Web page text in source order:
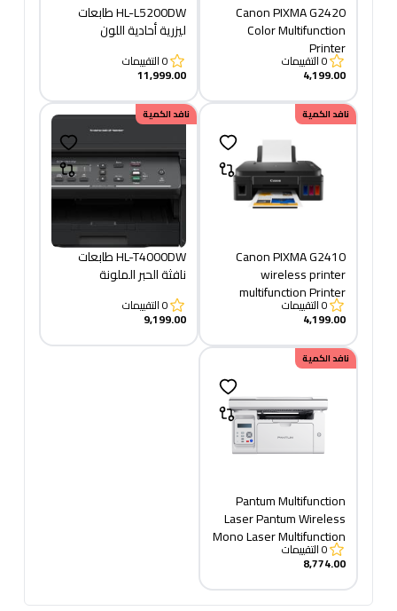
Canon PIXMA G2420
Color​ Multifunction
Printer
0التقييمات
4,199.00
HL-L5200DW طابعات
ليزرية أحادية اللون
0التقييمات
11,999.00
نافد الكمية
​​Canon PIXMA G2410
wireless printer
multifunction Printer
0التقييمات
4,199.00
نافد الكمية
HL-T4000DW طابعات
نافثة الحبر الملونة
0التقييمات
9,199.00
نافد الكمية
Pantum Multifunction
Laser Pantum Wireless
Mono Laser Multifunction
Printer, White -
M6509NW +TONER 219
copy
0التقييمات
8,774.00